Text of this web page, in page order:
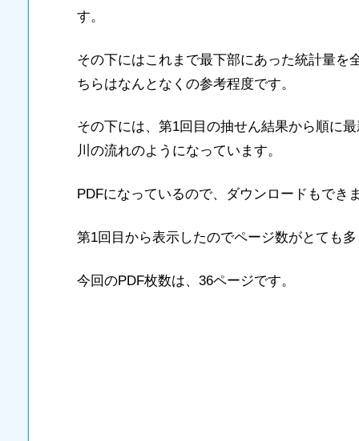
す。
その下にはこれまで最下部にあった統計量を
ちらはなんとなくの参考程度です。
その下には、第1回目の抽せん結果から順に
川の流れのようになっています。
PDFになっているので、ダウンロードもでき
第1回目から表示したのでページ数がとても
今回のPDF枚数は、36ページです。